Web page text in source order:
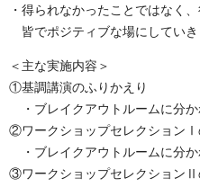
・得られなかったことではなく
皆でポジティブな場にしていき
＜主な実施内容＞
①基調講演のふりかえり
・ブレイクアウトルームに分
②ワークショップセレクションⅠ
・ブレイクアウトルームに分
③ワークショップセレクションⅡ